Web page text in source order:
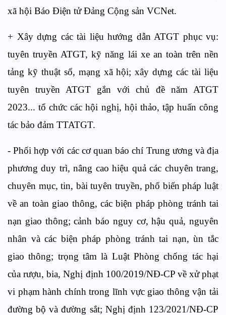
xã hội Báo Điện tử Đảng Cộng sản VCNet.
+ Xây dựng các tài liệu hướng dẫn ATGT phục vụ:
tuyên truyền ATGT, kỹ năng lái xe an toàn trên nền
tảng kỹ thuật số, mạng xã hội; xây dựng các tài liệu
tuyên truyền ATGT gắn với chủ đề năm ATGT
2023... tổ chức các hội nghị, hội thảo, tập huấn công
tác bảo đảm TTATGT.
- Phối hợp với các cơ quan báo chí Trung ương và địa
phương duy trì, nâng cao hiệu quả các chuyên trang,
chuyên mục, tin, bài tuyên truyền, phổ biến pháp luật
về an toàn giao thông, các biện pháp phòng tránh tai
nạn giao thông; cảnh báo nguy cơ, hậu quả, nguyên
nhân và các biện pháp phòng tránh tai nạn, ùn tắc
giao thông; trọng tâm là Luật Phòng chống tác hại
của rượu, bia, Nghị định 100/2019/NĐ-CP về xử phạt
vi phạm hành chính trong lĩnh vực giao thông vận tải
đường bộ và đường sắt; Nghị định 123/2021/NĐ-CP